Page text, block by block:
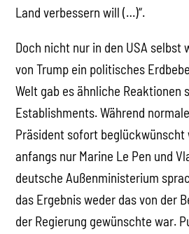
Land verbessern will (…)“.
Doch nicht nur in den USA selbst
von Trump ein politisches
Welt gab es ähnliche Reaktionen
Establishments. Während
Präsident sofort
anfangs nur Marine Le Pen und
deutsche Außenministerium
das Ergebnis weder das von der
der Regierung gewünschte war.